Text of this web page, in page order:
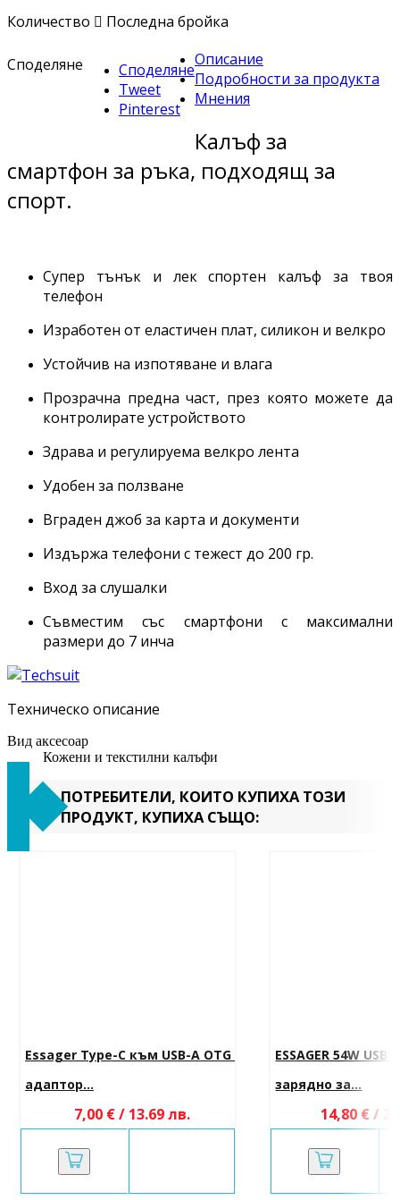
Количество  Последна бройка
Споделяне
Споделяне
Tweet
Pinterest
Описание
Подробности за продукта
Мнения
Калъф за
смартфон за ръка, подходящ за
спорт.
Супер тънък и лек спортен калъф за твоя
телефон
Изработен от еластичен плат, силикон и велкро
Устойчив на изпотяване и влага
Прозрачна предна част, през която можете да
контролирате устройството
Здрава и регулируема велкро лента
Удобен за ползване
Вграден джоб за карта и документи
Издържа телефони с тежест до 200 гр.
Вход за слушалки
Съвместим със смартфони с максимални
размери до 7 инча
Техническо описание
Вид аксесоар
Кожени и текстилни калъфи
ПОТРЕБИТЕЛИ, КОИТО КУПИХА ТОЗИ
ПРОДУКТ, КУПИХА СЪЩО:
Essager Type-C към USB-A OTG
адаптор...
7,00 € / 13.69 лв.
ESSAGER 54W
зарядно за...
14,80 € /